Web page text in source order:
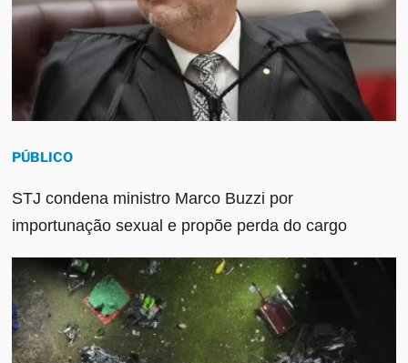
PÚBLICO
STJ condena ministro Marco Buzzi por
importunação sexual e propõe perda do cargo